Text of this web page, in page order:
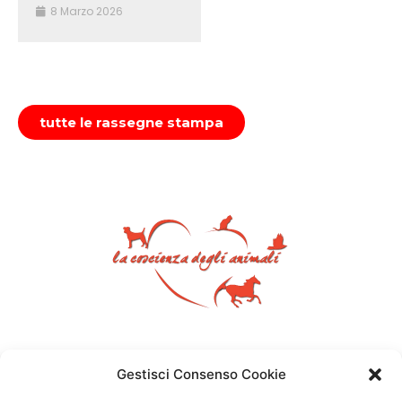
Gestisci Consenso Cookie
8 Marzo 2026
tutte le rassegne stampa